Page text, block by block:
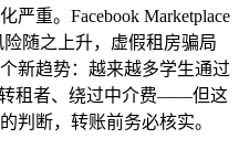
重。Facebook Marketplace
险随之上升，虚假租房骗局
新趋势：越来越多学生通过
转租者、绕过中介费——但这
判断，转账前务必核实。